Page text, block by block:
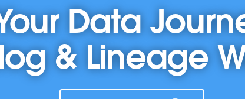
Data
& Lineage